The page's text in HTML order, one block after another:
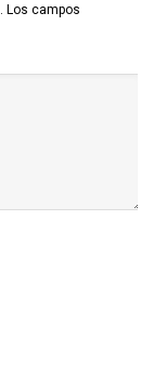
Los campos